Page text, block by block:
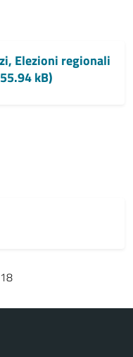
Elezioni regionali
kB)